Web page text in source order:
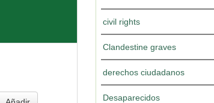
civil rights
Clandestine graves
derechos ciudadanos
Desaparecidos